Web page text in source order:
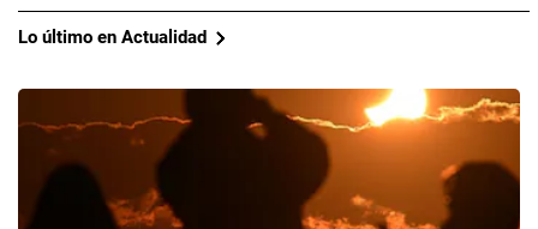
Lo último en Actualidad